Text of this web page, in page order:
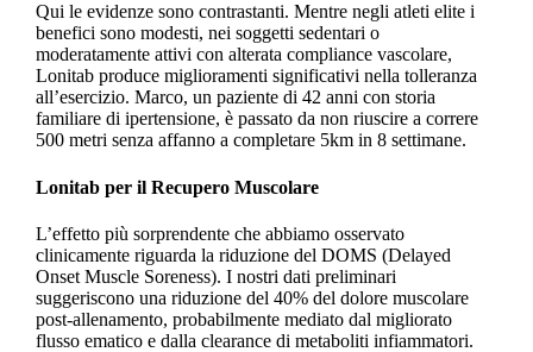
Qui le evidenze sono contrastanti. Mentre negli atleti elite i
benefici sono modesti, nei soggetti sedentari o
moderatamente attivi con alterata compliance vascolare,
Lonitab produce miglioramenti significativi nella tolleranza
all’esercizio. Marco, un paziente di 42 anni con storia
familiare di ipertensione, è passato da non riuscire a correre
500 metri senza affanno a completare 5km in 8 settimane.
Lonitab per il Recupero Muscolare
L’effetto più sorprendente che abbiamo osservato
clinicamente riguarda la riduzione del DOMS (Delayed
Onset Muscle Soreness). I nostri dati preliminari
suggeriscono una riduzione del 40% del dolore muscolare
post-allenamento, probabilmente mediato dal migliorato
flusso ematico e dalla clearance di metaboliti infiammatori.